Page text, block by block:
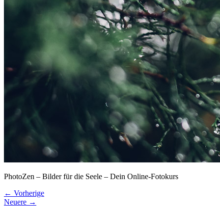
PhotoZen – Bilder für die Seele – Dein Online-Fotokurs
← Vorherige
Neuere →